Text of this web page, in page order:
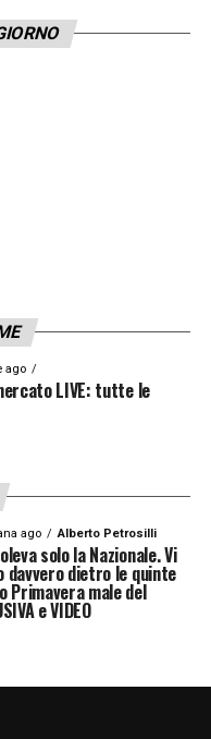
I singoli
che fa la
da ciò che
non si
È presto
costruire una
calciatori di
a trattare
cambiato rispetto
ha
ago
LIVE: tutte le
ago Alberto Petrosilli
solo la Nazionale. Vi
davvero dietro le quinte
Primavera male del
e VIDEO